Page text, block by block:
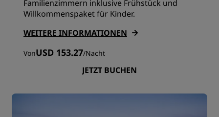
Familienzimmern inklusive Frühstück und
Willkommenspaket für Kinder.
WEITERE INFORMATIONEN
VonUSD 153.27/Nacht
JETZT BUCHEN